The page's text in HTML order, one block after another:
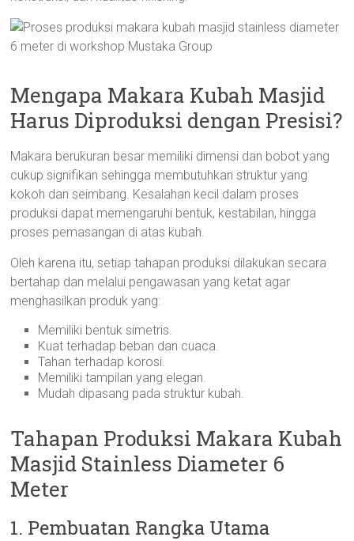
Mengapa Makara Kubah Masjid
Harus Diproduksi dengan Presisi?
Makara berukuran besar memiliki dimensi dan bobot yang
cukup signifikan sehingga membutuhkan struktur yang
kokoh dan seimbang. Kesalahan kecil dalam proses
produksi dapat memengaruhi bentuk, kestabilan, hingga
proses pemasangan di atas kubah.
Oleh karena itu, setiap tahapan produksi dilakukan secara
bertahap dan melalui pengawasan yang ketat agar
menghasilkan produk yang:
Memiliki bentuk simetris.
Kuat terhadap beban dan cuaca.
Tahan terhadap korosi.
Memiliki tampilan yang elegan.
Mudah dipasang pada struktur kubah.
Tahapan Produksi Makara Kubah
Masjid Stainless Diameter 6
Meter
1. Pembuatan Rangka Utama